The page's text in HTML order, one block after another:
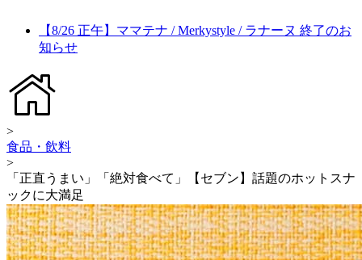
【8/26 正午】ママテナ / Merkystyle / ラナーヌ 終了のお
知らせ
>
食品・飲料
>
「正直うまい」「絶対食べて」【セブン】話題のホットスナ
ックに大満足